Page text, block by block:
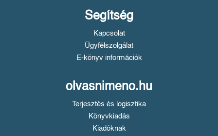
Segítség
Kapcsolat
Ügyfélszolgálat
E-könyv információk
olvasnimeno.hu
Terjesztés és logisztika
Könyvkiadás
Kiadóknak